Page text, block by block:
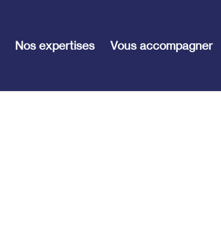
Nos expertises Vous accompagner